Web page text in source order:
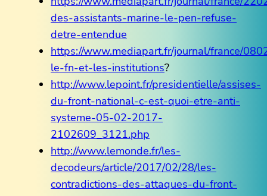
des-assistants-marine-le-pen-refuse-
detre-entendue
https://www.mediapart.fr/journal/france/
le-fn-et-les-institutions?
http://www.lepoint.fr/presidentielle/assises-
du-front-national-c-est-quoi-etre-anti-
systeme-05-02-2017-
2102609_3121.php
http://www.lemonde.fr/les-
decodeurs/article/2017/02/28/les-
contradictions-des-attaques-du-front-